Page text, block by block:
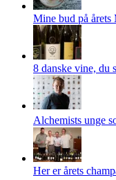
Mine bud på
8 danske vine, du
Alchemists unge
Her er årets